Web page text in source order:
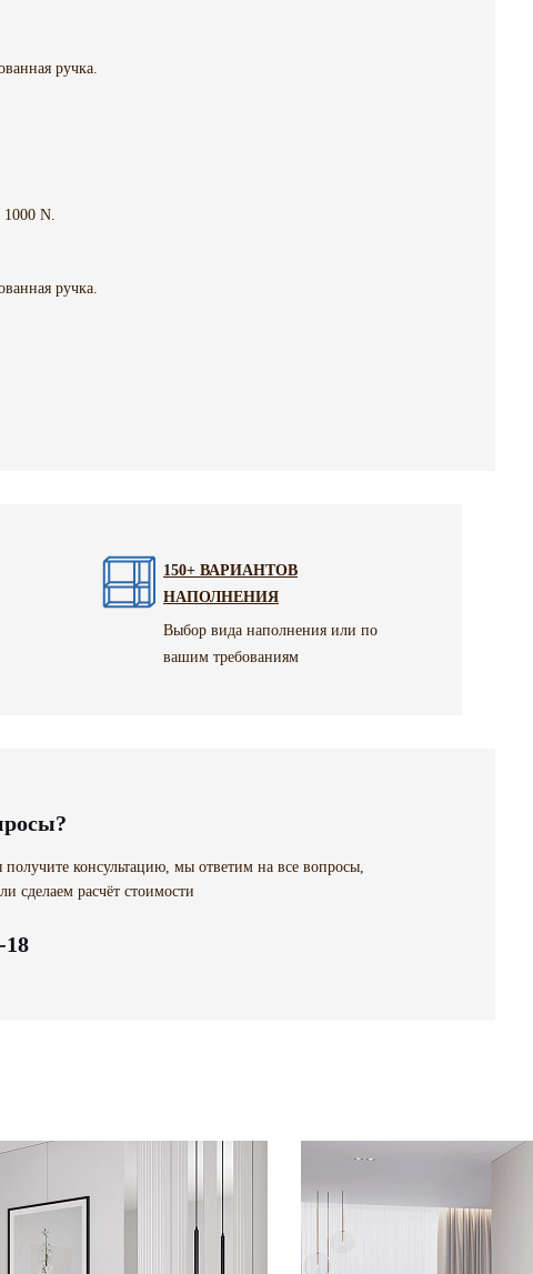
ручка.
N.
ручка.
150+ ВАРИАНТОВ
НАПОЛНЕНИЯ
Выбор вида наполнения или по
вашим требованиям
консультацию, мы ответим на все вопросы,
сделаем расчёт стоимости
18